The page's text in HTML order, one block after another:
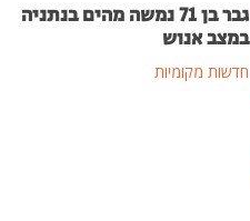
גבר בן 71 נמשה מהים בנתניה
במצב אנוש
חדשות מקומיות